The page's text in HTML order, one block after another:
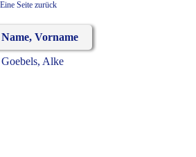
Eine Seite zurück
Name, Vorname
Goebels, Alke